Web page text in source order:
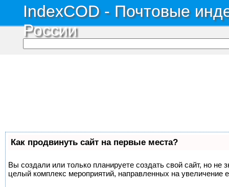
IndexCOD - Почтовые
России
Как продвинуть сайт на первые места?
Вы создали или только планируете создать свой сайт, но не
целый комплекс мероприятий, направленных на увеличение